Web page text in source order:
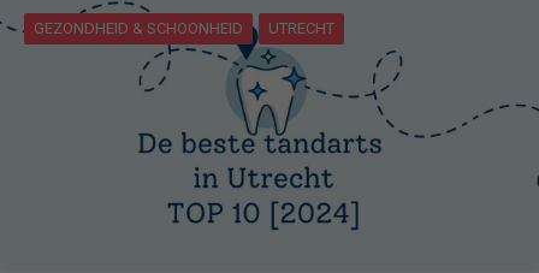
GEZONDHEID & SCHOONHEID UTRECHT